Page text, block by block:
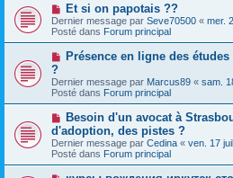
e
s
a
g
e
a
u
m
e
g
e
N
o
u
v
e
a
m
e
s
s
a
g
e
Et si on papotais ??
Dernier message par Seve70500 « mer.
Posté dans Forum principal
N
v
e
a
m
e
s
Présence en ligne des
?
Dernier message par Marcus89 « sam.
Posté dans Forum principal
N
u
v
e
a
Besoin d'un avocat à
d'adoption, des pistes ?
Dernier message par Cedina « ven. 17
Posté dans Forum principal
N